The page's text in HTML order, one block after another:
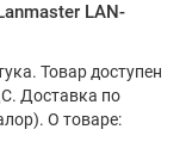
LAN-
Товар доступен
Доставка по
О товаре: